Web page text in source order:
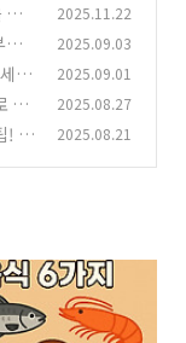
부
2025.11.22
릅
2025.09.03
2025.09.01
정
2025.08.27
! 2025.08.21